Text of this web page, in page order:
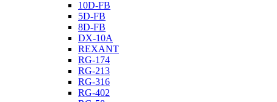
10D-FB
5D-FB
8D-FB
DX-10A
REXANT
RG-174
RG-213
RG-316
RG-402